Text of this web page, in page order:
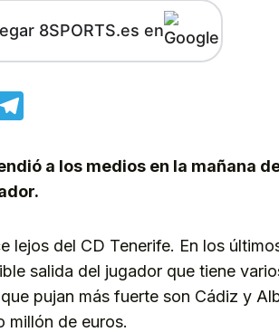
8SPORTS.es en
a los medios en la mañana
lejos del CD Tenerife. En los
salida del jugador que tiene
pujan más fuerte son Cádiz y
millón de euros.